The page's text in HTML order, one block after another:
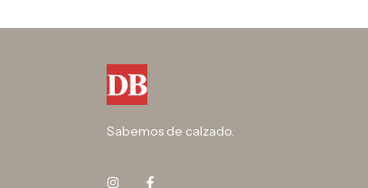
Sabemos de calzado.